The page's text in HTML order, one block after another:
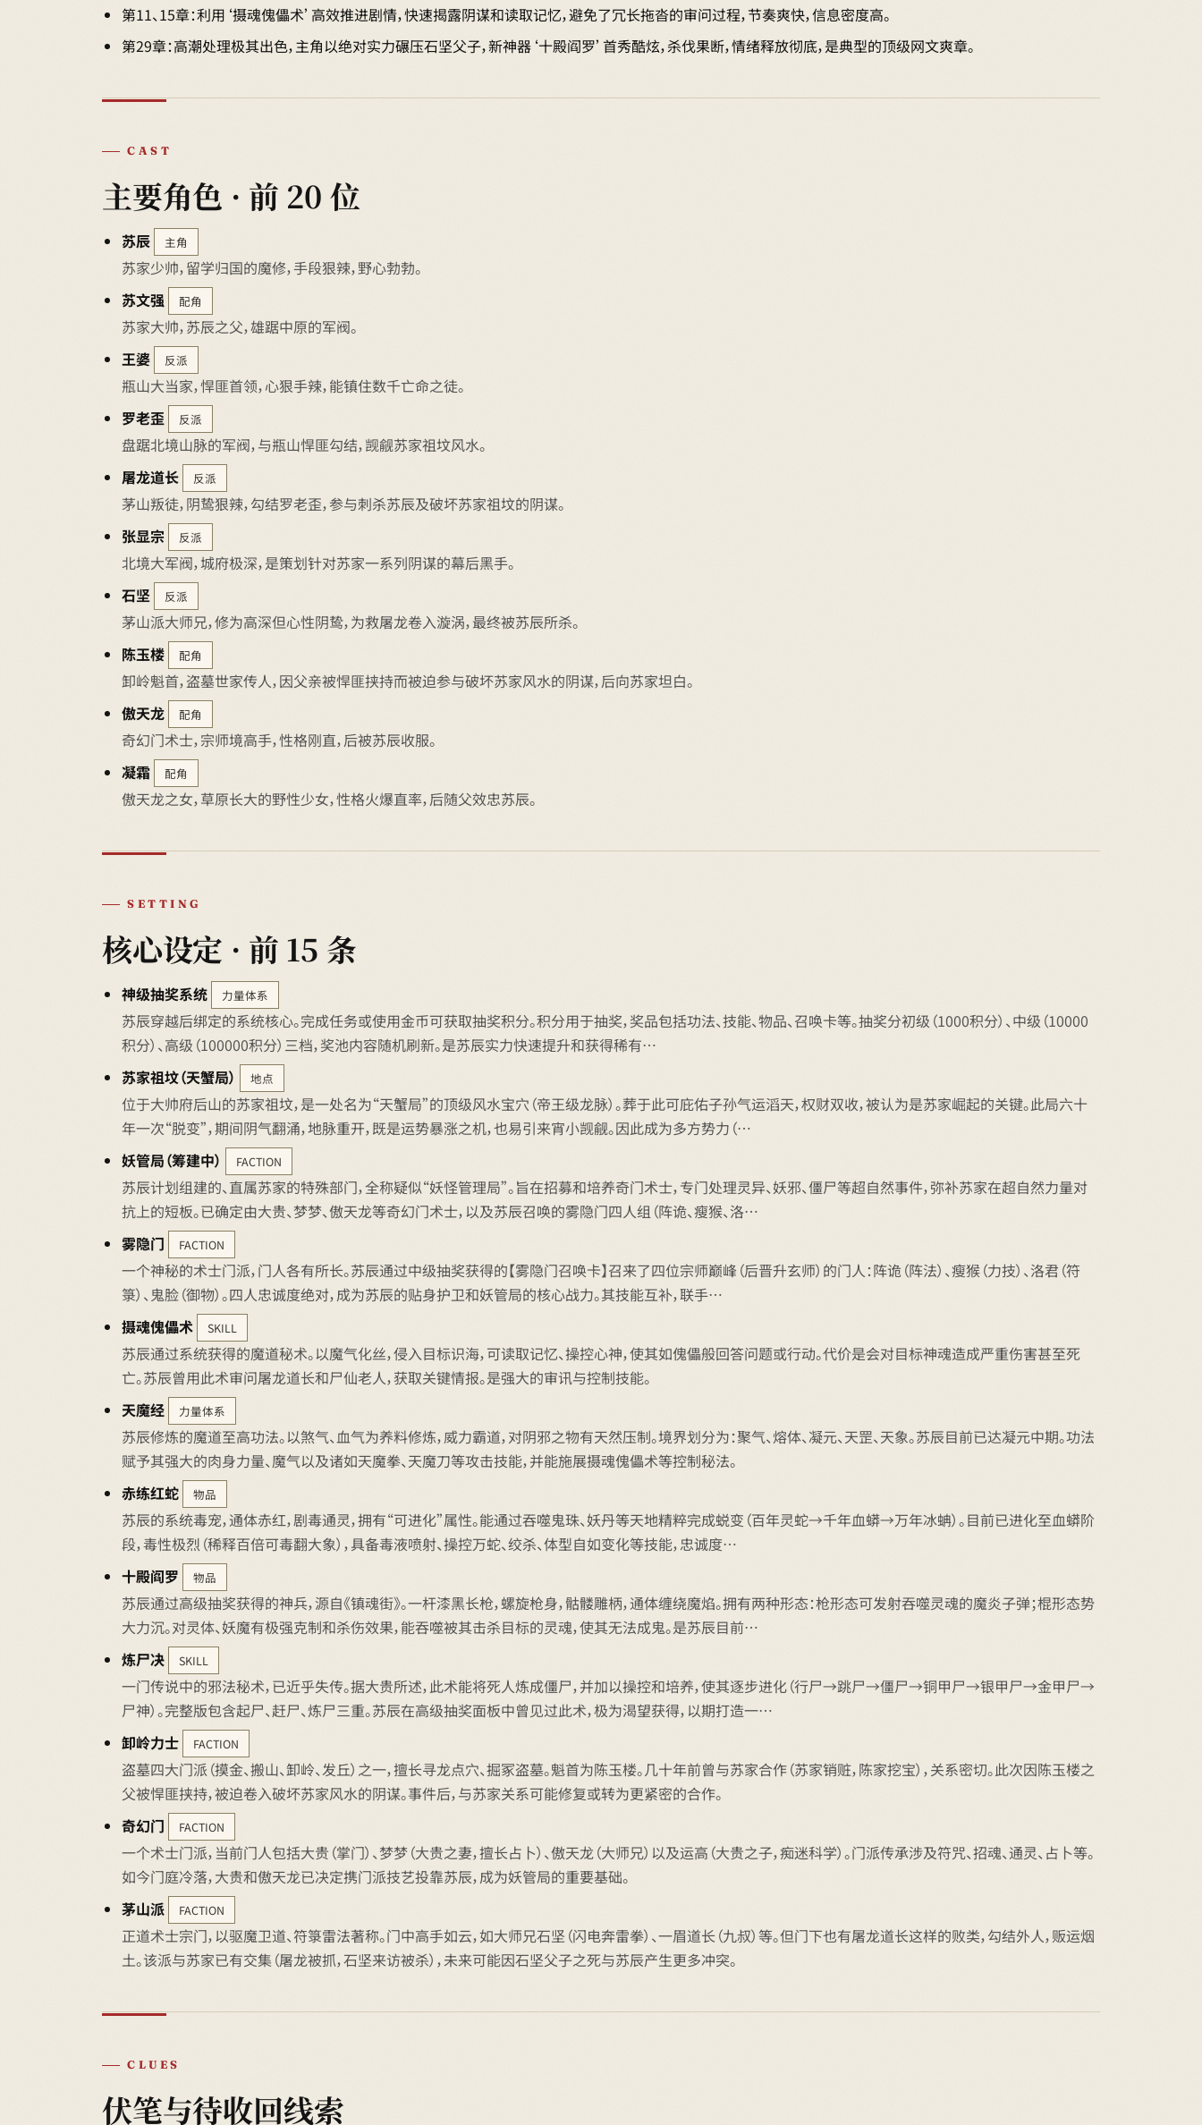
第11、15章：利用‘摄魂傀儡术’高效推进剧情，快速揭露阴谋和读取记忆，避免了冗长拖沓的审问过程，节奏爽快，信息密度高。
第29章：高潮处理极其出色，主角以绝对实力碾压石坚父子，新神器‘十殿阎罗’首秀酷炫，杀伐果断，情绪释放彻底，是典型的顶级网文爽章。
CAST
主要角色 · 前 20 位
苏辰 主角
苏家少帅，留学归国的魔修，手段狠辣，野心勃勃。
苏文强
配角
苏家大帅，苏辰之父，雄踞中原的军阀。
王婆
反派
瓶山大当家，悍匪首领，心狠手辣，能镇住数千亡命之徒。
罗老歪
反派
盘踞北境山脉的军阀，与瓶山悍匪勾结，觊觎苏家祖坟风水。
屠龙道长
反派
茅山叛徒，阴鸷狠辣，勾结罗老歪，参与刺杀苏辰及破坏苏家祖坟的阴谋。
张显宗
反派
北境大军阀，城府极深，是策划针对苏家一系列阴谋的幕后黑手。
石坚
反派
茅山派大师兄，修为高深但心性阴鸷，为救屠龙卷入漩涡，最终被苏辰所杀。
陈玉楼
配角
卸岭魁首，盗墓世家传人，因父亲被悍匪挟持而被迫参与破坏苏家风水的阴谋，后向苏家坦白。
傲天龙
配角
奇幻门术士，宗师境高手，性格刚直，后被苏辰收服。
凝霜
配角
傲天龙之女，草原长大的野性少女，性格火爆直率，后随父效忠苏辰。
SETTING
核心设定 · 前 15 条
神级抽奖系统 力量体系
苏辰穿越后绑定的系统核心。完成任务或使用金币可获取抽奖积分。积分用于抽奖，奖品包括功法、技能、物品、召唤卡等。抽奖分初级（1000积分）、中级（10000
积分）、高级（100000积分）三档，奖池内容随机刷新。是苏辰实力快速提升和获得稀有…
苏家祖坟（天蟹局）
地点
位于大帅府后山的苏家祖坟，是一处名为“天蟹局”的顶级风水宝穴（帝王级龙脉）。葬于此可庇佑子孙气运滔天，权财双收，被认为是苏家崛起的关键。此局六十
年一次“脱变”，期间阴气翻涌，地脉重开，既是运势暴涨之机，也易引来宵小觊觎。因此成为多方势力（…
妖管局（筹建中）
FACTION
苏辰计划组建的、直属苏家的特殊部门，全称疑似“妖怪管理局”。旨在招募和培养奇门术士，专门处理灵异、妖邪、僵尸等超自然事件，弥补苏家在超自然力量对
抗上的短板。已确定由大贵、梦梦、傲天龙等奇幻门术士，以及苏辰召唤的雾隐门四人组（阵诡、瘦猴、洛…
雾隐门
FACTION
一个神秘的术士门派，门人各有所长。苏辰通过中级抽奖获得的【雾隐门召唤卡】召来了四位宗师巅峰（后晋升玄师）的门人：阵诡（阵法）、瘦猴（力技）、洛君（符
箓）、鬼脸（御物）。四人忠诚度绝对，成为苏辰的贴身护卫和妖管局的核心战力。其技能互补，联手…
摄魂傀儡术
SKILL
苏辰通过系统获得的魔道秘术。以魔气化丝，侵入目标识海，可读取记忆、操控心神，使其如傀儡般回答问题或行动。代价是会对目标神魂造成严重伤害甚至死
亡。苏辰曾用此术审问屠龙道长和尸仙老人，获取关键情报。是强大的审讯与控制技能。
天魔经
力量体系
苏辰修炼的魔道至高功法。以煞气、血气为养料修炼，威力霸道，对阴邪之物有天然压制。境界划分为：聚气、熔体、凝元、天罡、天象。苏辰目前已达凝元中期。功法
赋予其强大的肉身力量、魔气以及诸如天魔拳、天魔刀等攻击技能，并能施展摄魂傀儡术等控制秘法。
赤练红蛇
物品
苏辰的系统毒宠，通体赤红，剧毒通灵，拥有“可进化”属性。能通过吞噬鬼珠、妖丹等天地精粹完成蜕变（百年灵蛇→千年血蟒→万年冰蚺）。目前已进化至血蟒阶
段，毒性极烈（稀释百倍可毒翻大象），具备毒液喷射、操控万蛇、绞杀、体型自如变化等技能，忠诚度…
十殿阎罗
物品
苏辰通过高级抽奖获得的神兵，源自《镇魂街》。一杆漆黑长枪，螺旋枪身，骷髅雕柄，通体缠绕魔焰。拥有两种形态：枪形态可发射吞噬灵魂的魔炎子弹；棍形态势
大力沉。对灵体、妖魔有极强克制和杀伤效果，能吞噬被其击杀目标的灵魂，使其无法成鬼。是苏辰目前…
炼尸决
SKILL
一门传说中的邪法秘术，已近乎失传。据大贵所述，此术能将死人炼成僵尸，并加以操控和培养，使其逐步进化（行尸→跳尸→僵尸→铜甲尸→银甲尸→金甲尸→
尸神）。完整版包含起尸、赶尸、炼尸三重。苏辰在高级抽奖面板中曾见过此术，极为渴望获得，以期打造一…
卸岭力士
FACTION
盗墓四大门派（摸金、搬山、卸岭、发丘）之一，擅长寻龙点穴、掘冢盗墓。魁首为陈玉楼。几十年前曾与苏家合作（苏家销赃，陈家挖宝），关系密切。此次因陈玉楼之
父被悍匪挟持，被迫卷入破坏苏家风水的阴谋。事件后，与苏家关系可能修复或转为更紧密的合作。
奇幻门
FACTION
一个术士门派，当前门人包括大贵（掌门）、梦梦（大贵之妻，擅长占卜）、傲天龙（大师兄）以及运高（大贵之子，痴迷科学）。门派传承涉及符咒、招魂、通灵、占卜等。
如今门庭冷落，大贵和傲天龙已决定携门派技艺投靠苏辰，成为妖管局的重要基础。
茅山派
FACTION
正道术士宗门，以驱魔卫道、符箓雷法著称。门中高手如云，如大师兄石坚（闪电奔雷拳）、一眉道长（九叔）等。但门下也有屠龙道长这样的败类，勾结外人，贩运烟
土。该派与苏家已有交集（屠龙被抓，石坚来访被杀），未来可能因石坚父子之死与苏辰产生更多冲突。
CLUES
伏笔与待收回线索